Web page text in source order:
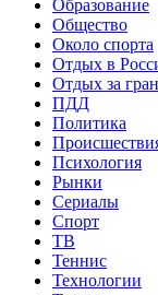
Образование
Общество
Около спорта
Отдых в
Отдых за
ПДД
Политика
Психология
Рынки
Сериалы
Спорт
ТВ
Теннис
Технологии